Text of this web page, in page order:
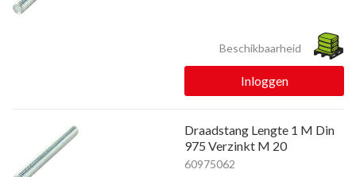
Beschikbaarheid
Inloggen
Draadstang Lengte 1 M Din
975 Verzinkt M 20
60975062